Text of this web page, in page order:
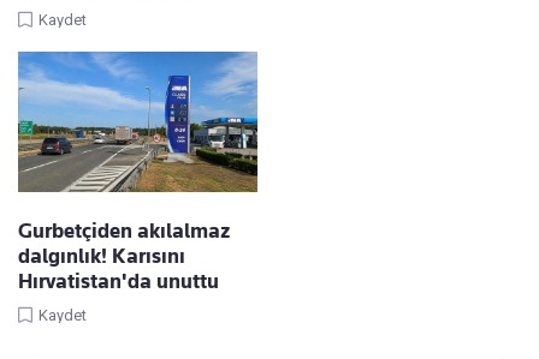
Kaydet
Gurbetçiden akılalmaz
dalgınlık! Karısını
Hırvatistan'da unuttu
Kaydet